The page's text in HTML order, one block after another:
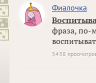
Фиалочка
фраза, по-
5438